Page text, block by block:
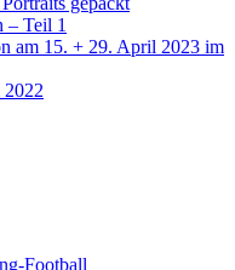
– Teil 1
am 15. + 29. April 2023 im
Football